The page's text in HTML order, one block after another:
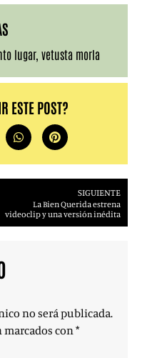
lugar, vetusta morla
ESTE POST?
SIGUIENTE
La Bien Querida estrena
videoclip y una versión inédita
no será publicada.
con*